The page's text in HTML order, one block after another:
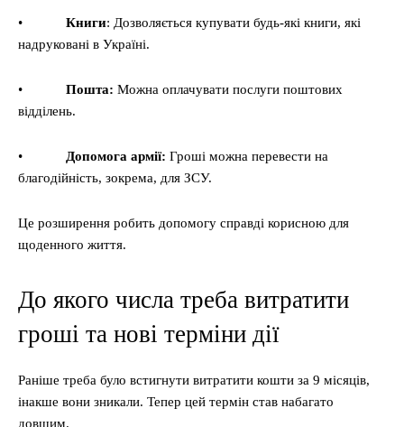
• Книги: Дозволяється купувати будь-які книги, які
надруковані в Україні.
• Пошта: Можна оплачувати послуги поштових
відділень.
• Допомога армії: Гроші можна перевести на
благодійність, зокрема, для ЗСУ.
Це розширення робить допомогу справді корисною для
щоденного життя.
До якого числа треба витратити
гроші та нові терміни дії
Раніше треба було встигнути витратити кошти за 9 місяців,
інакше вони зникали. Тепер цей термін став набагато
довшим.